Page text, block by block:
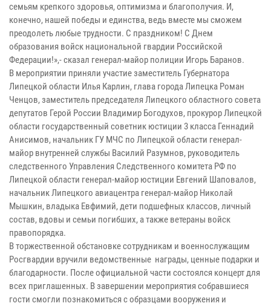
семьям крепкого здоровья, оптимизма и благополучия. И,
конечно, нашей победы и единства, ведь вместе мы сможем
преодолеть любые трудности. С праздником! С Днем
образования войск национальной гвардии Российской
Федерации!»,- сказал генерал-майор полиции Игорь Баранов.
В мероприятии приняли участие заместитель Губернатора
Липецкой области Илья Карлин, глава города Липецка Роман
Ченцов, заместитель председателя Липецкого областного совета
депутатов Герой России Владимир Богодухов, прокурор Липецкой
области государственный советник юстиции 3 класса Геннадий
Анисимов, начальник ГУ МЧС по Липецкой области генерал-
майор внутренней службы Василий Разумнов, руководитель
следственного Управления Следственного комитета РФ по
Липецкой области генерал-майор юстиции Евгений Шаповалов,
начальник Липецкого авиацентра генерал-майор Николай
Мышкин, владыка Евфимий, дети подшефных классов, личный
состав, вдовы и семьи погибших, а также ветераны войск
правопорядка.
В торжественной обстановке сотрудникам и военнослужащим
Росгвардии вручили ведомственные награды, ценные подарки и
благодарности. После официальной части состоялся концерт для
всех приглашенных. В завершении мероприятия собравшиеся
гости смогли познакомиться с образцами вооружения и